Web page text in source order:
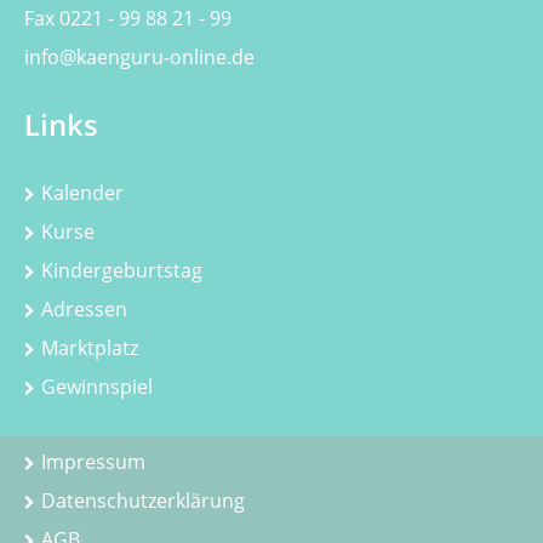
Fax 0221 - 99 88 21 - 99
info@kaenguru-online.de
Links
Kalender
Kurse
Kindergeburtstag
Adressen
Marktplatz
Gewinnspiel
Impressum
Datenschutzerklärung